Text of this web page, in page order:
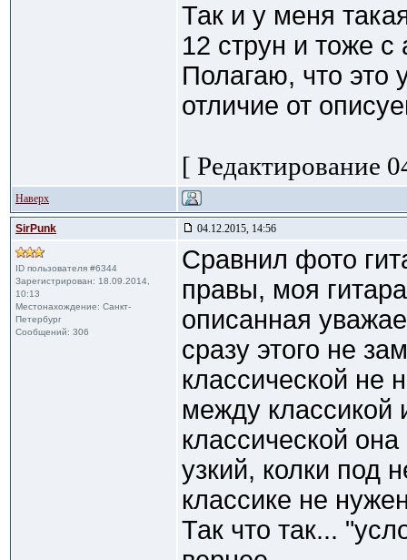
Так и у меня
12 струн и тоже с
Полагаю, что это
отличие от
[ Редактирование
Наверх
SirPunk 04.12.2015, 14:56
ID пользователя #6344
Зарегистрирован: 18.09.2014,
10:13
Местонахождение: Санкт-
Петербург
Сообщений: 306
Сравнил фото
правы, моя
описанная
сразу этого не
классической не
между
классической
узкий, колки под
классике не
Так что так...